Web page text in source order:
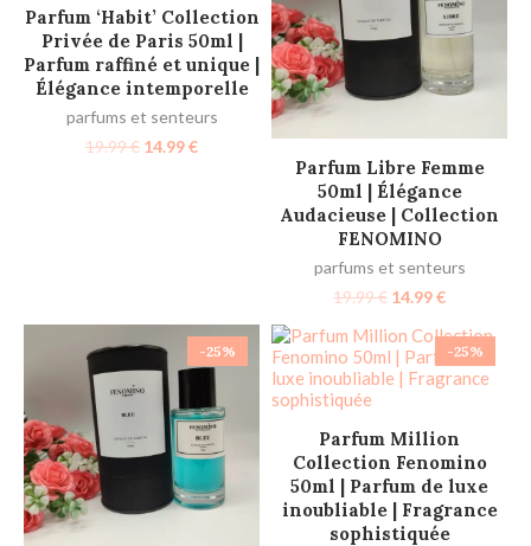
AJOUTER AU PANIER
Parfum ‘Habit’ Collection
Privée de Paris 50ml |
Parfum raffiné et unique |
Élégance intemporelle
parfums et senteurs
19.99€ 14.99€
AJOUTER AU PANIER
Parfum Libre Femme
50ml | Élégance
Audacieuse | Collection
FENOMINO
parfums et senteurs
19.99€ 14.99€
-25% -25%
AJOUTER AU PANIER
Parfum Million
Collection Fenomino
50ml | Parfum de luxe
inoubliable | Fragrance
sophistiquée